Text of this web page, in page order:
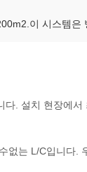
이 시스템
. 설치 현장에
는 L/C입니다.